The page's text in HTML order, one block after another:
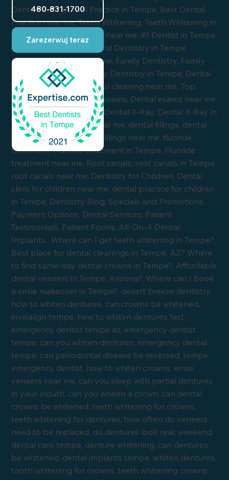
480-831-1700
Zarezerwuj teraz